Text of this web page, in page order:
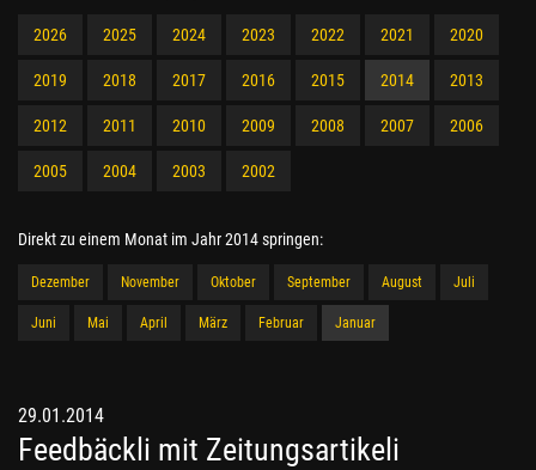
2026 2025 2024 2023 2022 2021 2020
2019 2018 2017 2016 2015 2014 2013
2012 2011 2010 2009 2008 2007 2006
2005 2004 2003 2002
Direkt zu einem Monat im Jahr 2014 springen:
Dezember November Oktober September August Juli
Juni Mai April März Februar Januar
29.01.2014
Feedbäckli mit Zeitungsartikeli